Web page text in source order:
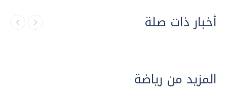
أخبار ذات صلة
المزيد من رياضة